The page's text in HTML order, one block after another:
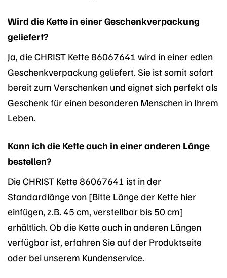
Wird die Kette in einer Geschenkverpackung
geliefert?
Ja, die CHRIST Kette 86067641 wird in einer edlen
Geschenkverpackung geliefert. Sie ist somit sofort
bereit zum Verschenken und eignet sich perfekt als
Geschenk für einen besonderen Menschen in Ihrem
Leben.
Kann ich die Kette auch in einer anderen Länge
bestellen?
Die CHRIST Kette 86067641 ist in der
Standardlänge von [Bitte Länge der Kette hier
einfügen, z.B. 45 cm, verstellbar bis 50 cm]
erhältlich. Ob die Kette auch in anderen Längen
verfügbar ist, erfahren Sie auf der Produktseite
oder bei unserem Kundenservice.